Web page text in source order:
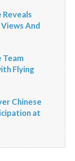
And
Team
Flying
Chinese
at